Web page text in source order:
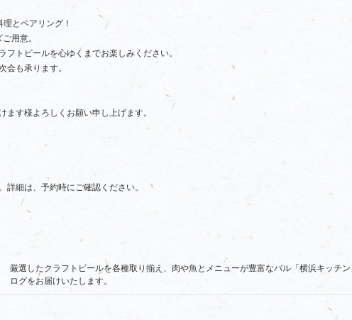
とペアリング！
用意。
トビールを心ゆくまでお楽しみください。
会も承ります。
す様よろしくお願い申し上げます。
細は、予約時にご確認ください。
厳選したクラフトビールを各種取り揃え、肉や魚とメニューが豊富なバル「横浜キッチ
ログをお届けいたします。